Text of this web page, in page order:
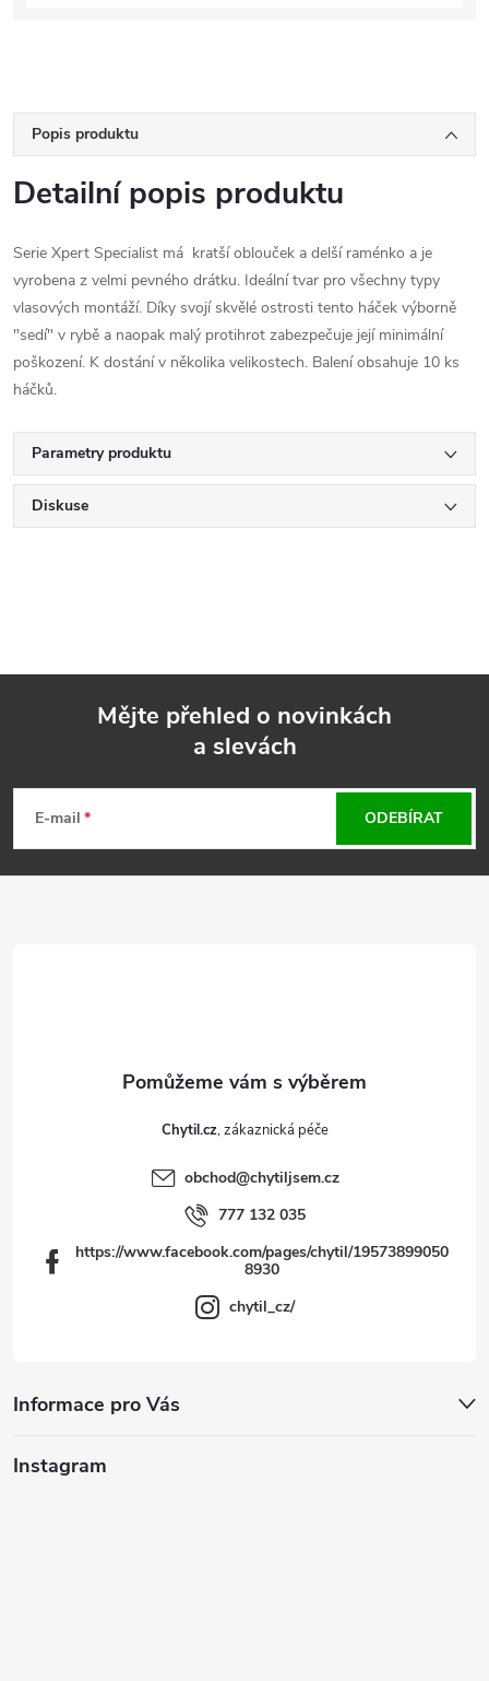
Popis produktu
Detailní popis produktu
Serie Xpert Specialist má kratší oblouček a delší raménko a je
vyrobena z velmi pevného drátku. Ideální tvar pro všechny typy
vlasových montáží. Díky svojí skvělé ostrosti tento háček výborně
"sedí" v rybě a naopak malý protihrot zabezpečuje její minimální
poškození. K dostání v několika velikostech. Balení obsahuje 10 ks
háčků.
Parametry produktu
Diskuse
p
Mějte přehled o novinkách
a slevách
E-mail ODEBÍRAT
Chytil.cz
obchod@chytiljsem.cz
777 132 035
https://www.facebook.com/pages/chytil/19573899050
8930
chytil_cz/
Informace pro Vás
Instagram